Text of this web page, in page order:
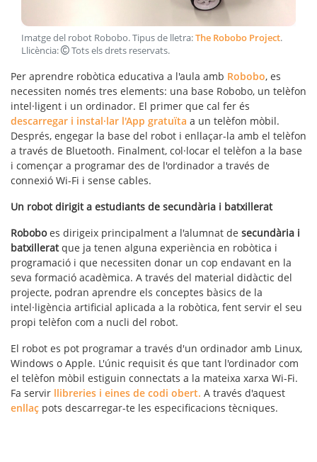
Imatge del robot Robobo. Tipus de lletra:The Robobo Project.
Llicència:
Tots els drets reservats.
Per aprendre robòtica educativa a l'aula amb Robobo, es
necessiten només tres elements: una base Robobo, un telèfon
intel·ligent i un ordinador. El primer que cal fer és
descarregar i instal·lar l'App gratuïta a un telèfon mòbil.
Després, engegar la base del robot i enllaçar-la amb el telèfon
a través de Bluetooth. Finalment, col·locar el telèfon a la base
i començar a programar des de l'ordinador a través de
connexió Wi-Fi i sense cables.
Un robot dirigit a estudiants de secundària i batxillerat
Roboboes dirigeix principalment a l'alumnat de secundària i
batxilleratque ja tenen alguna experiència en robòtica i
programació i que necessiten donar un cop endavant en la
seva formació acadèmica. A través del material didàctic del
projecte, podran aprendre els conceptes bàsics de la
intel·ligència artificial aplicada a la robòtica, fent servir el seu
propi telèfon com a nucli del robot.
El robot es pot programar a través d'un ordinador amb Linux,
Windows o Apple. L'únic requisit és que tant l'ordinador com
el telèfon mòbil estiguin connectats a la mateixa xarxa Wi-Fi.
Fa servir llibreries i eines de codi obert. A través d'aquest
enllaç pots descarregar-te les especificacions tècniques.